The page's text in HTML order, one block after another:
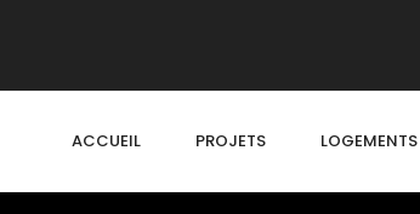
ACCUEIL PROJETS LOGEMENTS